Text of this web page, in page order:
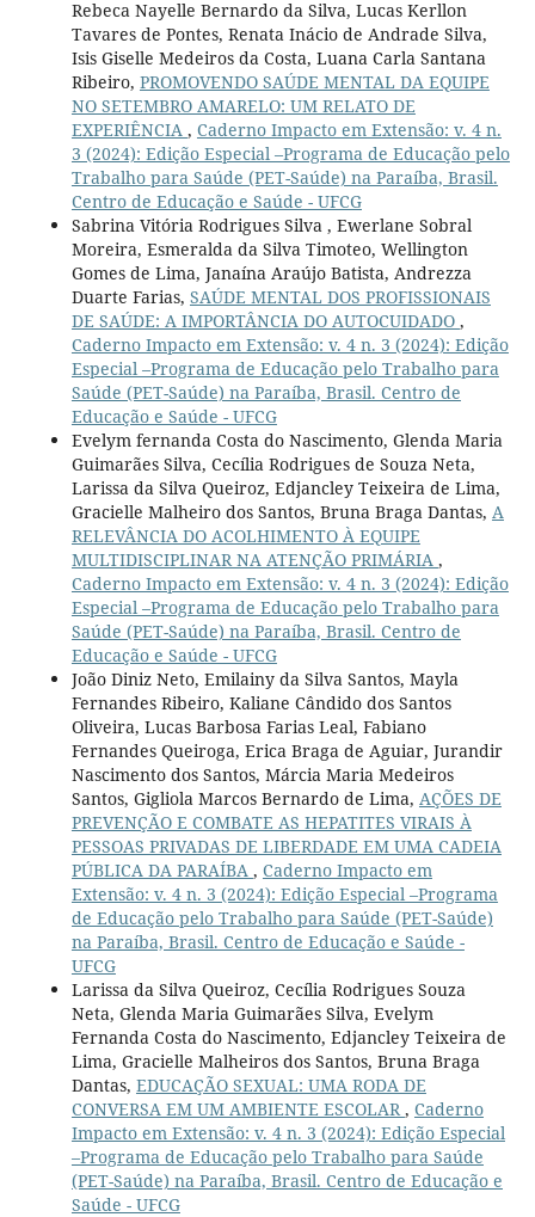
Rebeca Nayelle Bernardo da Silva, Lucas Kerllon
Tavares de Pontes, Renata Inácio de Andrade Silva,
Isis Giselle Medeiros da Costa, Luana Carla Santana
Ribeiro, PROMOVENDO SAÚDE MENTAL DA EQUIPE
NO SETEMBRO AMARELO: UM RELATO DE
EXPERIÊNCIA , Caderno Impacto em Extensão: v. 4 n.
3 (2024): Edição Especial –Programa de Educação pelo
Trabalho para Saúde (PET-Saúde) na Paraíba, Brasil.
Centro de Educação e Saúde - UFCG
Sabrina Vitória Rodrigues Silva , Ewerlane Sobral
Moreira, Esmeralda da Silva Timoteo, Wellington
Gomes de Lima, Janaína Araújo Batista, Andrezza
Duarte Farias, SAÚDE MENTAL DOS PROFISSIONAIS
DE SAÚDE: A IMPORTÂNCIA DO AUTOCUIDADO ,
Caderno Impacto em Extensão: v. 4 n. 3 (2024): Edição
Especial –Programa de Educação pelo Trabalho para
Saúde (PET-Saúde) na Paraíba, Brasil. Centro de
Educação e Saúde - UFCG
Evelym fernanda Costa do Nascimento, Glenda Maria
Guimarães Silva, Cecília Rodrigues de Souza Neta,
Larissa da Silva Queiroz, Edjancley Teixeira de Lima,
Gracielle Malheiro dos Santos, Bruna Braga Dantas, A
RELEVÂNCIA DO ACOLHIMENTO À EQUIPE
MULTIDISCIPLINAR NA ATENÇÃO PRIMÁRIA ,
Caderno Impacto em Extensão: v. 4 n. 3 (2024): Edição
Especial –Programa de Educação pelo Trabalho para
Saúde (PET-Saúde) na Paraíba, Brasil. Centro de
Educação e Saúde - UFCG
João Diniz Neto, Emilainy da Silva Santos, Mayla
Fernandes Ribeiro, Kaliane Cândido dos Santos
Oliveira, Lucas Barbosa Farias Leal, Fabiano
Fernandes Queiroga, Erica Braga de Aguiar, Jurandir
Nascimento dos Santos, Márcia Maria Medeiros
Santos, Gigliola Marcos Bernardo de Lima, AÇÕES DE
PREVENÇÃO E COMBATE AS HEPATITES VIRAIS À
PESSOAS PRIVADAS DE LIBERDADE EM UMA CADEIA
PÚBLICA DA PARAÍBA , Caderno Impacto em
Extensão: v. 4 n. 3 (2024): Edição Especial –Programa
de Educação pelo Trabalho para Saúde (PET-Saúde)
na Paraíba, Brasil. Centro de Educação e Saúde -
UFCG
Larissa da Silva Queiroz, Cecília Rodrigues Souza
Neta, Glenda Maria Guimarães Silva, Evelym
Fernanda Costa do Nascimento, Edjancley Teixeira de
Lima, Gracielle Malheiros dos Santos, Bruna Braga
Dantas, EDUCAÇÃO SEXUAL: UMA RODA DE
CONVERSA EM UM AMBIENTE ESCOLAR , Caderno
Impacto em Extensão: v. 4 n. 3 (2024): Edição Especial
–Programa de Educação pelo Trabalho para Saúde
(PET-Saúde) na Paraíba, Brasil. Centro de Educação e
Saúde - UFCG